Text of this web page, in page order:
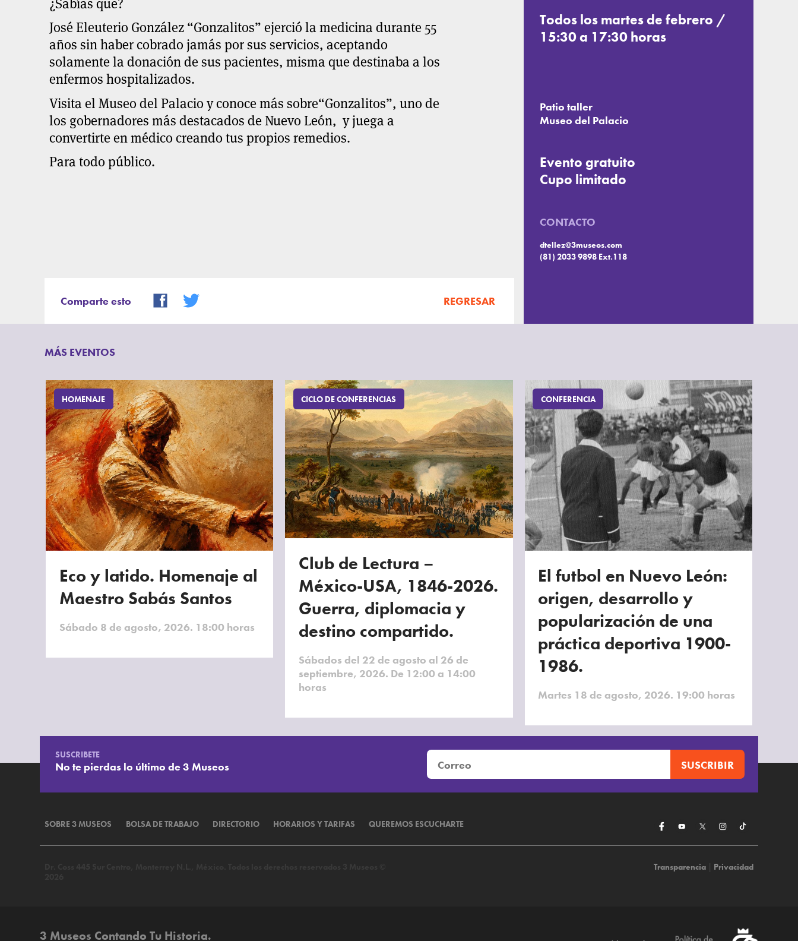
¿Sabías que?
José Eleuterio González “Gonzalitos” ejerció la medicina durante 55
años sin haber cobrado jamás por sus servicios, aceptando
solamente la donación de sus pacientes, misma que destinaba a los
enfermos hospitalizados.
Visita el Museo del Palacio y conoce más sobre“Gonzalitos”, uno de
los gobernadores más destacados de Nuevo León, y juega a
convertirte en médico creando tus propios remedios.
Para todo público.
Comparte esto REGRESAR
Todos los martes de febrero /
15:30 a 17:30 horas
Patio taller
Museo del Palacio
Evento gratuito
Cupo limitado
CONTACTO
dtellez@3museos.com
(81) 2033 9898 Ext.118
MÁS EVENTOS
HOMENAJE
Eco y latido. Homenaje al
Maestro Sabás Santos
Sábado 8 de agosto, 2026. 18:00 horas
CICLO DE CONFERENCIAS
Club de Lectura –
México-USA, 1846-2026.
Guerra, diplomacia y
destino compartido.
Sábados del 22 de agosto al 26 de
septiembre, 2026. De 12:00 a 14:00
horas
CONFERENCIA
El futbol en Nuevo León:
origen, desarrollo y
popularización de una
práctica deportiva 1900-
1986.
Martes 18 de agosto, 2026. 19:00 horas
SUSCRIBETE
No te pierdas lo último de 3 Museos
SOBRE 3 MUSEOS BOLSA DE TRABAJO DIRECTORIO HORARIOS Y TARIFAS QUEREMOS ESCUCHARTE
Transparencia| Privacidad
3 Museos Contando Tu Historia.